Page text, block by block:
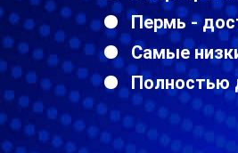
Пермь -
Самые
Полностью